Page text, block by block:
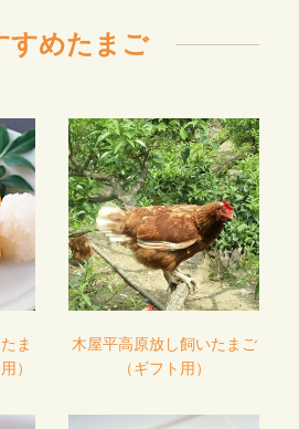
すめたまご
ま
）
木屋平高原放し飼いたまご
（ギフト用）